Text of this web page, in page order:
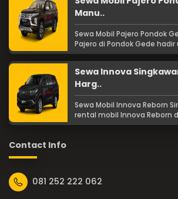
Manu..
Sewa Mobil Pajero Pondok
Pajero di Pondok Gede hadir
Sewa Innova
Harg..
Sewa Mobil Innova Reborn
rental mobil Innova Reborn d
Contact Info
081 252 222 062